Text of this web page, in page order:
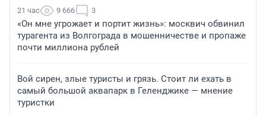
21 час 9 666 3
«Он мне угрожает и портит жизнь»: москвич обвинил
турагента из Волгограда в мошенничестве и пропаже
почти миллиона рублей
Вой сирен, злые туристы и грязь. Стоит ли ехать в
самый большой аквапарк в Геленджике — мнение
туристки